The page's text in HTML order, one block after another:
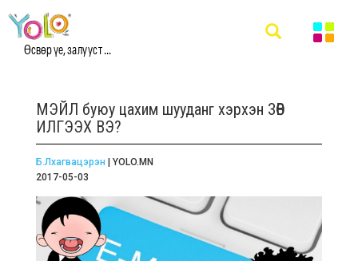
Өсвөр үе, залууст ...
МЭЙЛ буюу цахим шууданг хэрхэн ЗӨВ
ИЛГЭЭХ ВЭ?
Б.Лхагвацэрэн | YOLO.MN
2017-05-03